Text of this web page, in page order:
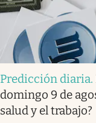
Predicción diaria.
domingo 9 de
salud y el trabajo?